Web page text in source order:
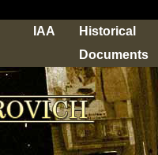
IAA
Historical
Documents